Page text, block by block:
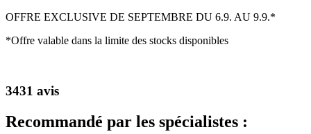
OFFRE EXCLUSIVE DE SEPTEMBRE DU 6.9. AU 9.9.*
*Offre valable dans la limite des stocks disponibles
3431 avis
Recommandé par les spécialistes :